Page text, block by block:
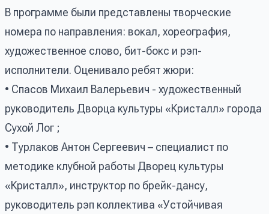
В программе были представлены творческие
номера по направления: вокал, хореография,
художественное слово, бит-бокс и рэп-
исполнители. Оценивало ребят жюри:
• Спасов Михаил Валерьевич - художественный
руководитель Дворца культуры «Кристалл» города
Сухой Лог ;
• Турлаков Антон Сергеевич – специалист по
методике клубной работы Дворец культуры
«Кристалл», инструктор по брейк-дансу,
руководитель рэп коллектива «Устойчивая